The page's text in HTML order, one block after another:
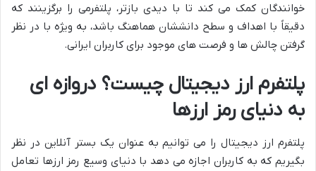
خوانندگان کمک می کند تا با دیدی بازتر، پلتفرمی را برگزینند که
دقیقاً با اهداف و سطح دانششان هماهنگ باشد، به ویژه با در نظر
گرفتن چالش ها و فرصت های موجود برای کاربران ایرانی.
پلتفرم ارز دیجیتال چیست؟ دروازه ای
به دنیای رمز ارزها
پلتفرم ارز دیجیتال را می توانیم به عنوان یک بستر آنلاین در نظر
بگیریم که به کاربران اجازه می دهد با دنیای وسیع رمز ارزها تعامل